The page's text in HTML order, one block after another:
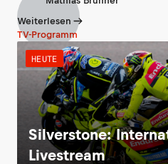
Weiterlesen
TV-Programm
HEUTE
Silverstone:
Livestream